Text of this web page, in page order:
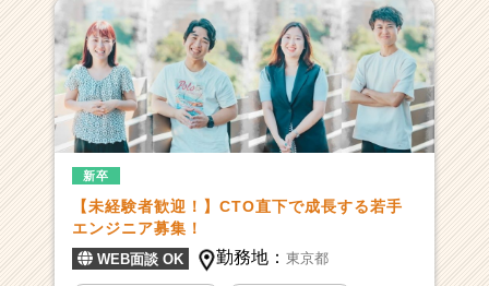
新卒
【未経験者歓迎！】CTO直下で成長する若手
エンジニア募集！
WEB面談 OK 勤務地：東京都